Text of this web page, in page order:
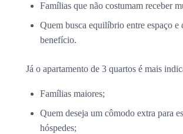
Famílias que não costumam receber
Quem busca equilíbrio entre espaço e
benefício.
Já o apartamento de 3 quartos é mais
Famílias maiores;
Quem deseja um cômodo extra para
hóspedes;